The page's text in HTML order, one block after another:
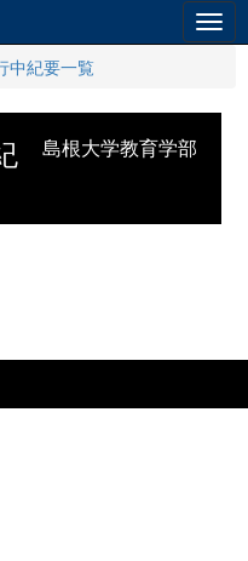
中紀要一覧
島根大学教育学部